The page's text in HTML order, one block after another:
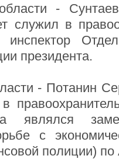
-
служил в
президента.
- Потанин
с
полиции)